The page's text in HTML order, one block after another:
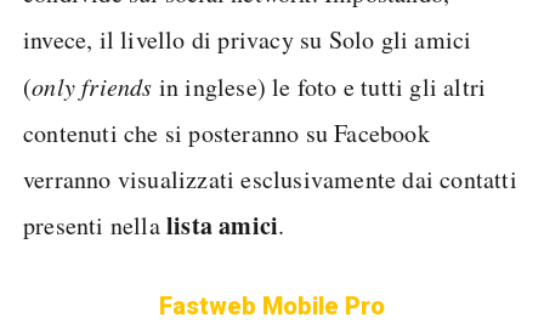
invece, il livello di privacy su Solo gli amici
(only friends in inglese) le foto e tutti gli altri
contenuti che si posteranno su Facebook
verranno visualizzati esclusivamente dai contatti
presenti nellalista amici.
Fastweb Mobile Pro